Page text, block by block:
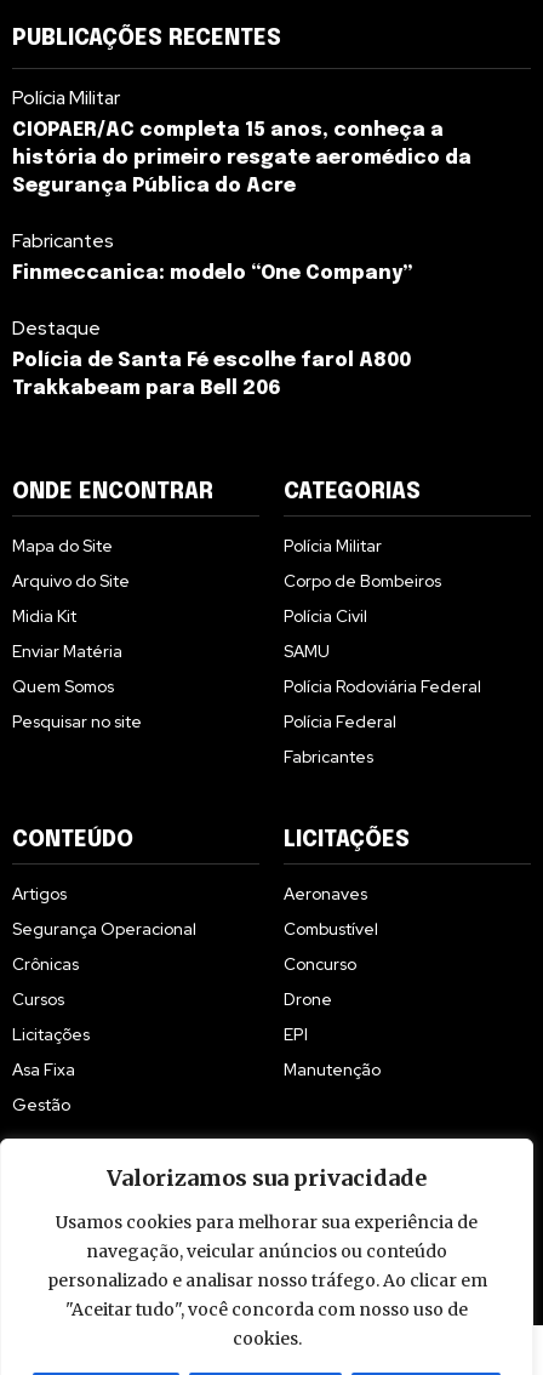
Valorizamos sua privacidade
Usamos cookies para melhorar sua experiência de
navegação, veicular anúncios ou conteúdo
personalizado e analisar nosso tráfego. Ao clicar em
"Aceitar tudo", você concorda com nosso uso de
cookies.
PUBLICAÇÕES RECENTES
Polícia Militar
CIOPAER/AC completa 15 anos, conheça a
história do primeiro resgate aeromédico da
Segurança Pública do Acre
Fabricantes
Finmeccanica: modelo “One Company”
Destaque
Polícia de Santa Fé escolhe farol A800
Trakkabeam para Bell 206
ONDE ENCONTRAR
Mapa do Site
Arquivo do Site
Midia Kit
Enviar Matéria
Quem Somos
Pesquisar no site
CATEGORIAS
Polícia Militar
Corpo de Bombeiros
Polícia Civil
SAMU
Polícia Rodoviária Federal
Polícia Federal
Fabricantes
CONTEÚDO
Artigos
Segurança Operacional
Crônicas
Cursos
Licitações
Asa Fixa
Gestão
LICITAÇÕES
Aeronaves
Combustível
Concurso
Drone
EPI
Manutenção
© 2009 - 2026 Piloto Policial. Todos os direitos reservados. Brasil.